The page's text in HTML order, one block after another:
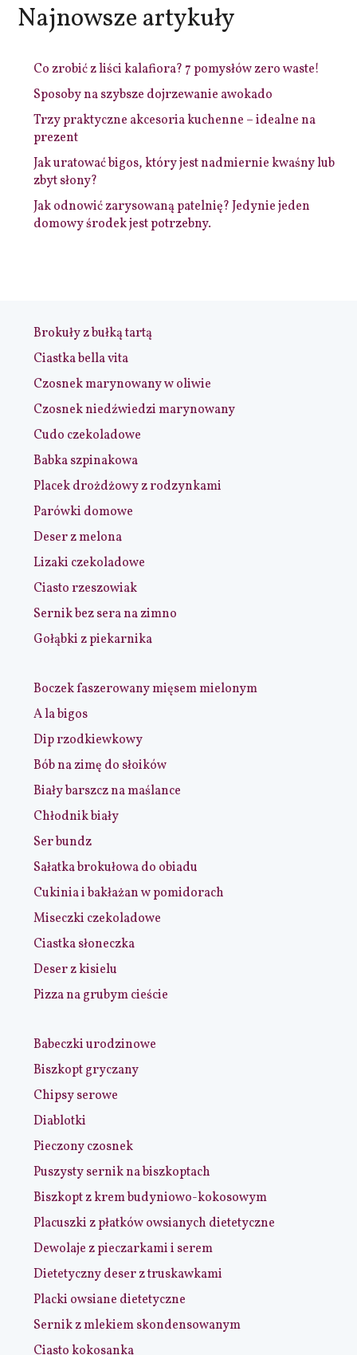
Najnowsze artykuły
Co zrobić z liści kalafiora? 7 pomysłów zero waste!
Sposoby na szybsze dojrzewanie awokado
Trzy praktyczne akcesoria kuchenne – idealne na
prezent
Jak uratować bigos, który jest nadmiernie kwaśny lub
zbyt słony?
Jak odnowić zarysowaną patelnię? Jedynie jeden
domowy środek jest potrzebny.
Brokuły z bułką tartą
Ciastka bella vita
Czosnek marynowany w oliwie
Czosnek niedźwiedzi marynowany
Cudo czekoladowe
Babka szpinakowa
Placek drożdżowy z rodzynkami
Parówki domowe
Deser z melona
Lizaki czekoladowe
Ciasto rzeszowiak
Sernik bez sera na zimno
Gołąbki z piekarnika
Boczek faszerowany mięsem mielonym
A la bigos
Dip rzodkiewkowy
Bób na zimę do słoików
Biały barszcz na maślance
Chłodnik biały
Ser bundz
Sałatka brokułowa do obiadu
Cukinia i bakłażan w pomidorach
Miseczki czekoladowe
Ciastka słoneczka
Deser z kisielu
Pizza na grubym cieście
Babeczki urodzinowe
Biszkopt gryczany
Chipsy serowe
Diablotki
Pieczony czosnek
Puszysty sernik na biszkoptach
Biszkopt z krem budyniowo-kokosowym
Placuszki z płatków owsianych dietetyczne
Dewolaje z pieczarkami i serem
Dietetyczny deser z truskawkami
Placki owsiane dietetyczne
Sernik z mlekiem skondensowanym
Ciasto kokosanka